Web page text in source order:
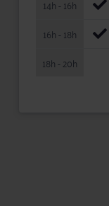
14h - 16h
16h - 18h
18h - 20h